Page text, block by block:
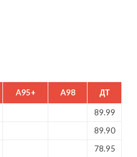
A95+ A98 ДТ
89.99
89.90
78.95